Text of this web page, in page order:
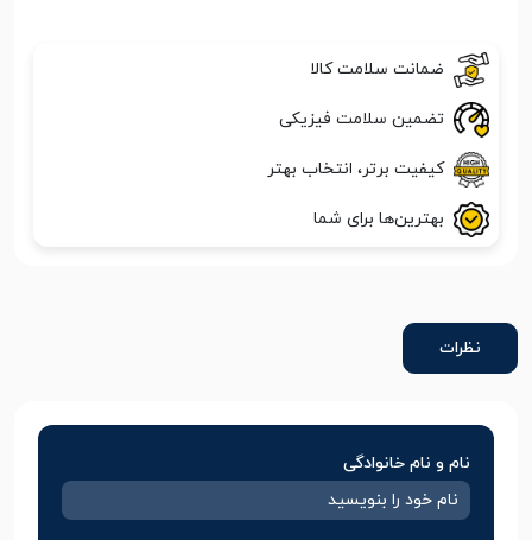
ضمانت سلامت کالا
تضمین سلامت فیزیکی
کیفیت برتر، انتخاب بهتر
بهترین‌ها برای شما
نظرات
نام و نام خانوادگی